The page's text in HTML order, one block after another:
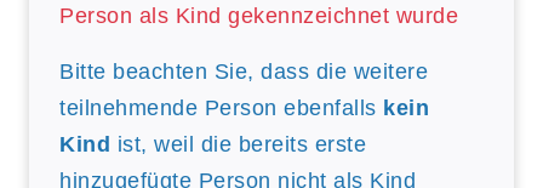
Person als Kind gekennzeichnet wurde
Bitte beachten Sie, dass die weitere
teilnehmende Person ebenfalls kein
Kind ist, weil die bereits erste
hinzugefügte Person nicht als Kind